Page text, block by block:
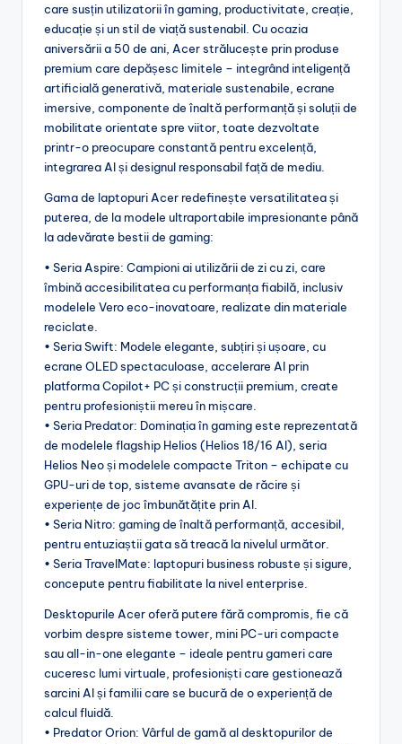
care susțin utilizatorii în gaming, productivitate, creație,
educație și un stil de viață sustenabil. Cu ocazia
aniversării a 50 de ani, Acer strălucește prin produse
premium care depășesc limitele – integrând inteligență
artificială generativă, materiale sustenabile, ecrane
imersive, componente de înaltă performanță și soluții de
mobilitate orientate spre viitor, toate dezvoltate
printr-o preocupare constantă pentru excelență,
integrarea AI și designul responsabil față de mediu.
Gama de laptopuri Acer redefinește versatilitatea și
puterea, de la modele ultraportabile impresionante până
la adevărate bestii de gaming:
• Seria Aspire: Campioni ai utilizării de zi cu zi, care
îmbină accesibilitatea cu performanța fiabilă, inclusiv
modelele Vero eco-inovatoare, realizate din materiale
reciclate.
• Seria Swift: Modele elegante, subțiri și ușoare, cu
ecrane OLED spectaculoase, accelerare AI prin
platforma Copilot+ PC și construcții premium, create
pentru profesioniștii mereu în mișcare.
• Seria Predator: Dominația în gaming este reprezentată
de modelele flagship Helios (Helios 18/16 AI), seria
Helios Neo și modelele compacte Triton – echipate cu
GPU-uri de top, sisteme avansate de răcire și
experiențe de joc îmbunătățite prin AI.
• Seria Nitro: gaming de înaltă performanță, accesibil,
pentru entuziaștii gata să treacă la nivelul următor.
• Seria TravelMate: laptopuri business robuste și sigure,
concepute pentru fiabilitate la nivel enterprise.
Desktopurile Acer oferă putere fără compromis, fie că
vorbim despre sisteme tower, mini PC-uri compacte
sau all-in-one elegante – ideale pentru gameri care
cuceresc lumi virtuale, profesioniști care gestionează
sarcini AI și familii care se bucură de o experiență de
calcul fluidă.
• Predator Orion: Vârful de gamă al desktopurilor de